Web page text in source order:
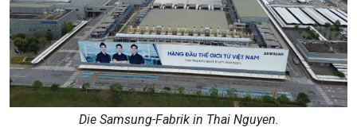
Die Samsung-Fabrik in Thai Nguyen.